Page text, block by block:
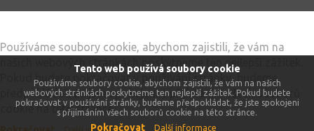
Tento web používá soubory cookie
Používáme soubory cookie, abychom zajistili, že vám na našich
webových stránkách poskytneme ten nejlepší zážitek. Pokud budete
pokračovat v používání stránky, budeme předpokládat, že jste spokojeni
s přijímáním všech souborů cookie na této stránce.
Pokračovat Další informace
Používáme soubory cookie, abychom zajistili, že vám na
našich webových stránkách poskytneme ten nejlepší zážitek.
Pokud budete pokračovat v používání stránky, budeme
předpokládat, že jste spokojeni s přijímáním všech souborů
cookie na této stránce.